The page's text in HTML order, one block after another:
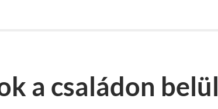
a családon belül